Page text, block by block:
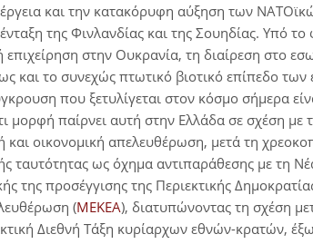
και την κατακόρυφη αύξηση των
της Φινλανδίας και της Σουηδίας. Υπό
στην Ουκρανία, τη διαίρεση στο
και το συνεχώς πτωτικό βιοτικό επίπεδο
που ξετυλίγεται στον κόσμο σήμερα
μορφή παίρνει αυτή στην Ελλάδα σε σχέση
και οικονομική απελευθέρωση, μετά τη
ταυτότητας ως όχημα αντιπαράθεσης με τη
της προσέγγισης της Περιεκτικής
(ΜΕΚΕΑ), διατυπώνοντας τη σχέση
Διεθνή Τάξη κυρίαρχων εθνών-κρατών,